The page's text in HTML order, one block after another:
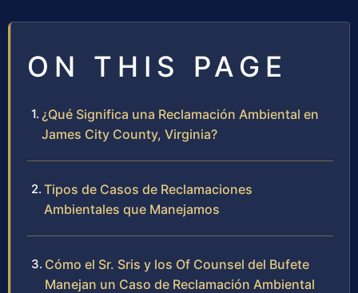
ON THIS PAGE
¿Qué Significa una Reclamación Ambiental en
James City County, Virginia?
Tipos de Casos de Reclamaciones
Ambientales que Manejamos
Cómo el Sr. Sris y los Of Counsel del Bufete
Manejan un Caso de Reclamación Ambiental